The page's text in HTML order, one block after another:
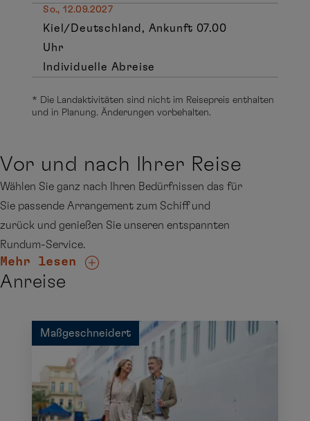
So., 12.09.2027
Kiel/Deutschland, Ankunft 07.00
Uhr
Individuelle Abreise
* Die Landaktivitäten sind nicht im Reisepreis enthalten
und in Planung. Änderungen vorbehalten.
Vor und nach Ihrer Reise
Wählen Sie ganz nach Ihren Bedürfnissen das für
Sie passende Arrangement zum Schiff und
zurück und genießen Sie unseren entspannten
Rundum-Service.
Mehr lesen
Anreise
Maßgeschneidert